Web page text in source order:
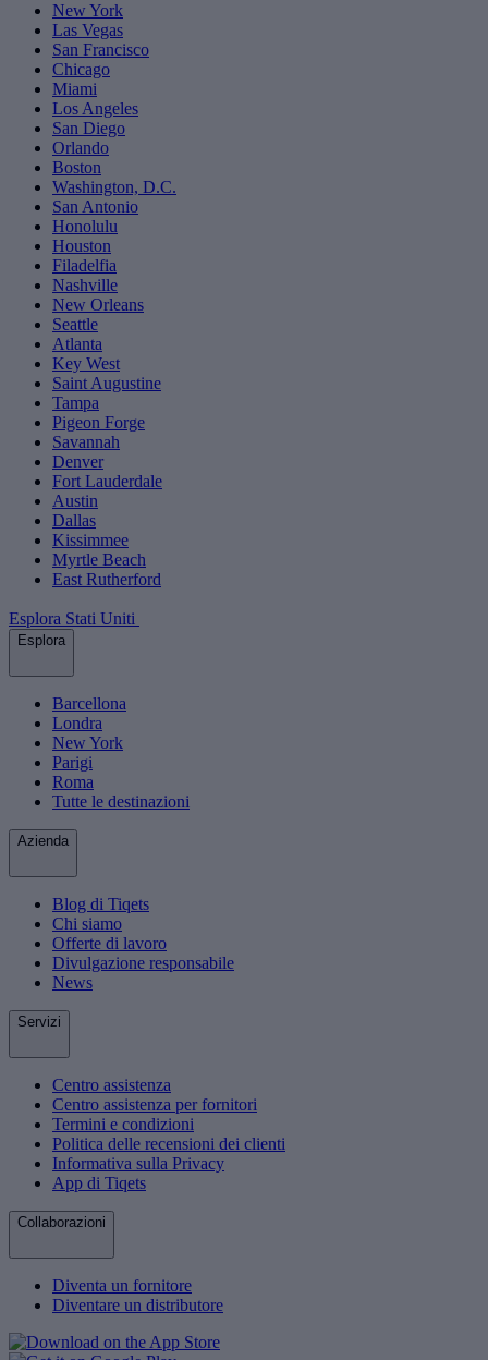
New York
Las Vegas
San Francisco
Chicago
Miami
Los Angeles
San Diego
Orlando
Boston
Washington, D.C.
San Antonio
Honolulu
Houston
Filadelfia
Nashville
New Orleans
Seattle
Atlanta
Key West
Saint Augustine
Tampa
Pigeon Forge
Savannah
Denver
Fort Lauderdale
Austin
Dallas
Kissimmee
Myrtle Beach
East Rutherford
Esplora Stati Uniti
Esplora
Barcellona
Londra
New York
Parigi
Roma
Tutte le destinazioni
Azienda
Blog di Tiqets
Chi siamo
Offerte di lavoro
Divulgazione responsabile
News
Servizi
Centro assistenza
Centro assistenza per fornitori
Termini e condizioni
Politica delle recensioni dei clienti
Informativa sulla Privacy
App di Tiqets
Collaborazioni
Diventa un fornitore
Diventare un distributore